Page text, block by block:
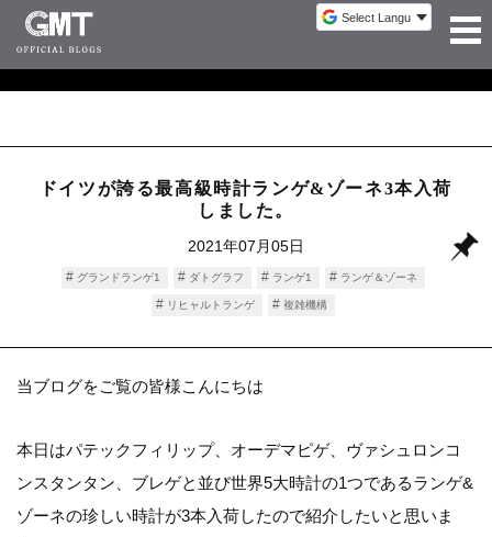
ドイツが誇る最高級時計ランゲ&ゾーネ3本入荷
しました。
2021年07月05日
グランドランゲ1 ダトグラフ ランゲ1 ランゲ＆ゾーネ
リヒャルトランゲ 複雑機構
当ブログをご覧の皆様こんにちは
本日はパテックフィリップ、オーデマピゲ、ヴァシュロンコ
ンスタンタン、ブレゲと並び世界5大時計の1つであるランゲ&
ゾーネの珍しい時計が3本入荷したので紹介したいと思いま